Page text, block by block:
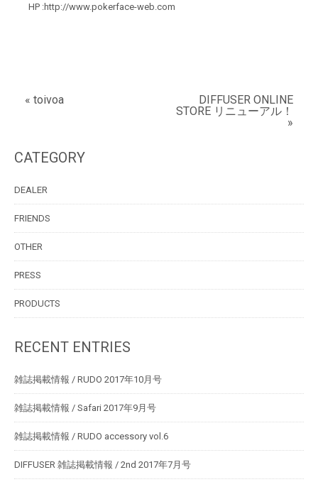
HP :http://www.pokerface-web.com
« toivoa
DIFFUSER ONLINE
STORE リニューアル！
»
CATEGORY
DEALER
FRIENDS
OTHER
PRESS
PRODUCTS
RECENT ENTRIES
雑誌掲載情報 / RUDO 2017年10月号
雑誌掲載情報 / Safari 2017年9月号
雑誌掲載情報 / RUDO accessory vol.6
DIFFUSER 雑誌掲載情報 / 2nd 2017年7月号